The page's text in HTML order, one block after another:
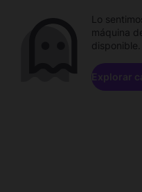
Lo
máquina
disponible.
Explorar